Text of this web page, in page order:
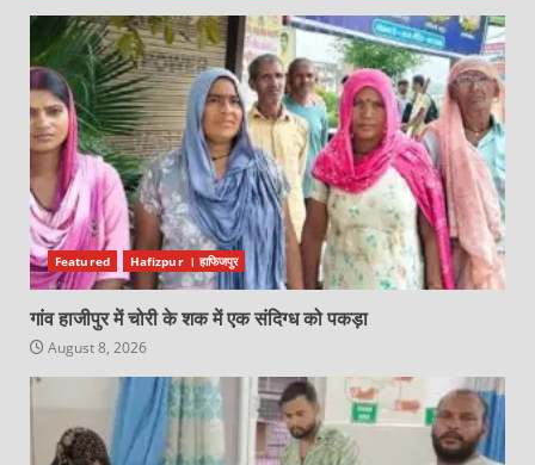
Featured Hafizpur । हाफिजपुर
गांव हाजीपुर में चोरी के शक में एक संदिग्ध को पकड़ा
August 8, 2026